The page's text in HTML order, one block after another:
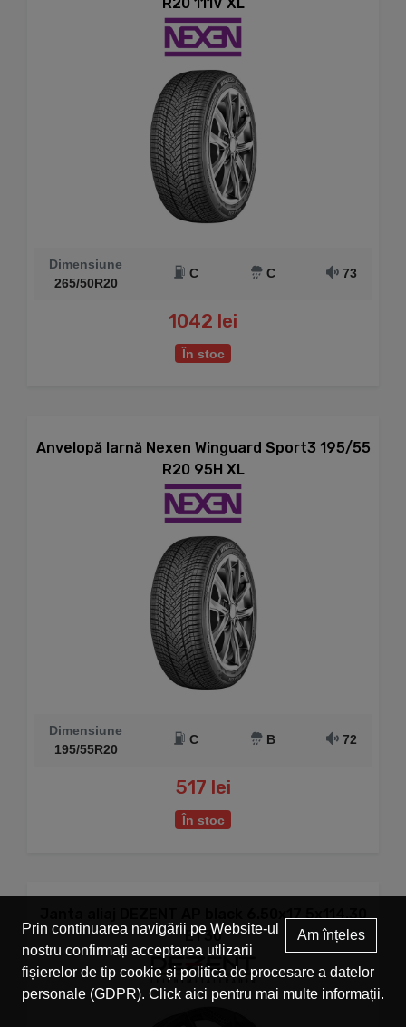
Dimensiune
265/50R20
C C 73
1042 lei
În stoc
Anvelopă Iarnă Nexen Winguard Sport3 195/55
R20 95H XL
Dimensiune
195/55R20
C B 72
517 lei
În stoc
ET30
Am înțeles
Prin continuarea navigării pe Website-ul
nostru confirmați acceptarea utlizarii
fișierelor de tip cookie și politica de procesare a datelor
personale (GDPR). Click aici pentru mai multe informații.